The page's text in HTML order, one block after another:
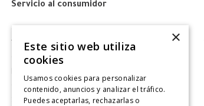
Servicio al consumidor
Tiendas
Contáctanos
Giftcard
Solicitar Factura
×
Este sitio web utiliza
cookies
Usamos cookies para personalizar
contenido, anuncios y analizar el tráfico.
Puedes aceptarlas, rechazarlas o